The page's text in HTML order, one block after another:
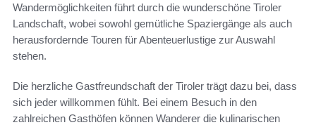
Wandermöglichkeiten führt durch die wunderschöne Tiroler
Landschaft, wobei sowohl gemütliche Spaziergänge als auch
herausfordernde Touren für Abenteuerlustige zur Auswahl
stehen.
Die herzliche Gastfreundschaft der Tiroler trägt dazu bei, dass
sich jeder willkommen fühlt. Bei einem Besuch in den
zahlreichen Gasthöfen können Wanderer die kulinarischen